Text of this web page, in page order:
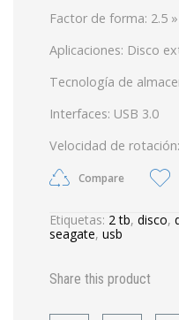
Factor de forma: 2.5 »
Aplicaciones: Disco
Tecnología de
Interfaces: USB 3.0
Velocidad de
Compare
Etiquetas: 2 tb, disco,
seagate, usb
Share this product